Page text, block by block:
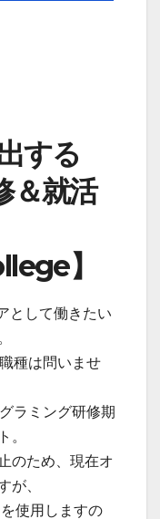
する
＆就活
】
として働きたい
種は問いませ
ラミング研修期
。
のため、現在オ
が、
使用しますの